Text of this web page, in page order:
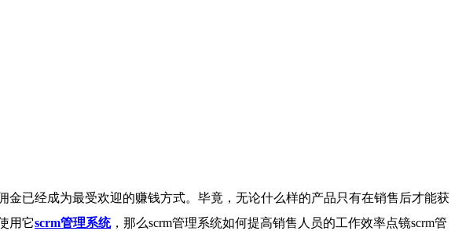
已经成为最受欢迎的赚钱方式。毕竟，无论什么样的产品只有在销售后才能获
用它scrm管理系统，那么scrm管理系统如何提高销售人员的工作效率点镜scrm管